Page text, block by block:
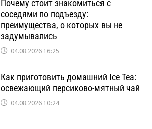
Почему стоит знакомиться с
соседями по подъезду:
преимущества, о которых вы не
задумывались
04.08.2026 16:25
Как приготовить домашний Ice Tea:
освежающий персиково-мятный чай
04.08.2026 10:24